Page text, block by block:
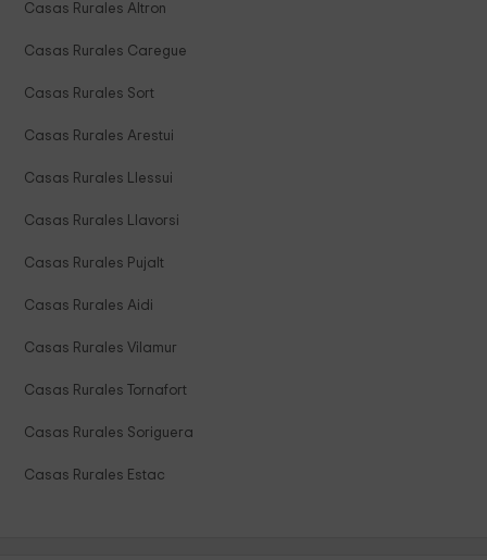
Casas Rurales Altron
Casas Rurales Caregue
Casas Rurales Sort
Casas Rurales Arestui
Casas Rurales Llessui
Casas Rurales Llavorsi
Casas Rurales Pujalt
Casas Rurales Aidi
Casas Rurales Vilamur
Casas Rurales Tornafort
Casas Rurales Soriguera
Casas Rurales Estac